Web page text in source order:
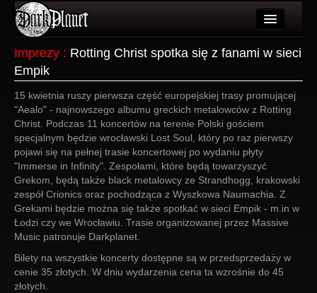
Wydarzenia
Galeria
Forum
Więcej
Login
Imprezy : Rotting Christ spotka się z fanami w sieci
Empik
15 kwietnia ruszy pierwsza część europejskiej trasy promującej
"Aealo" - najnowszego albumu greckich metalowców z Rotting
Christ. Podczas 11 koncertów na terenie Polski gościem
specjalnym będzie wrocławski Lost Soul, który po raz pierwszy
pojawi się na pełnej trasie koncertowej po wydaniu płyty
"Immerse in Infinity". Zespołami, które będą towarzyszyć
Grekom, będą także black metalowcy ze Strandhogg, krakowski
zespół Crionics oraz pochodząca z Wyszkowa Naumachia. Z
Grekami będzie można się także spotkać w sieci Empik - m.in w
Łodzi czy we Wrocławiu. Trasie organizowanej przez Massive
Music patronuje Darkplanet.
Bilety na wszystkie koncerty dostępne są w przedsprzedaży w
cenie 35 złotych. W dniu wydarzenia cena ta wzrośnie do 45
złotych.